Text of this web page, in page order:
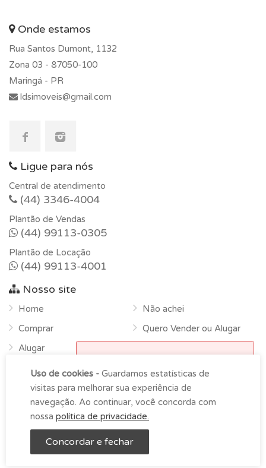
Entre em contato
Onde estamos
Rua Santos Dumont, 1132
Zona 03 - 87050-100
Maringá - PR
ldsimoveis@gmail.com
Ligue para nós
Central de atendimento
(44) 3346-4004
Plantão de Vendas
(44) 99113-0305
Plantão de Locação
(44) 99113-4001
Nosso site
Home
Comprar
Alugar
Sobre
Contato
Não achei
Quero Vender ou Alugar
LDS Imóveis © Copyright 2026 -
Uso de cookies - Guardamos estatísticas de
visitas para melhorar sua experiência de
navegação. Ao continuar, você concorda com
nossa política de privacidade.
Concordar e fechar
9h00 as 18h00 de segunda-
feira à sexta.
OK